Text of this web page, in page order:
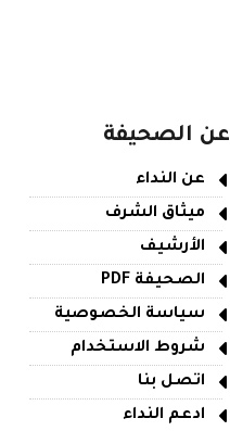
عن الصحيفة
عن النداء
ميثاق الشرف
الأرشيف
الصحيفة PDF
سياسة الخصوصية
شروط الاستخدام
اتصل بنا
ادعم النداء